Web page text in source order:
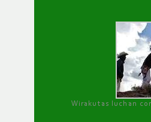
Wirakutas luchan